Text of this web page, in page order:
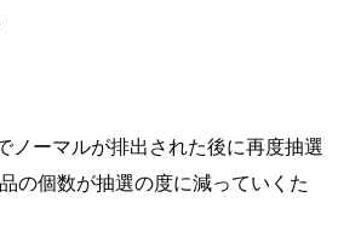
ノーマルが排出された後に再度抽選
の個数が抽選の度に減っていくた